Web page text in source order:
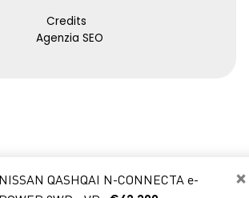
×
NISSAN QASHQAI N-CONNECTA e-
Credits
Agenzia SEO